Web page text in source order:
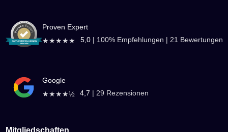
Proven Expert
★★★★★
5,0| 100% Empfehlungen | 21 Bewertungen
Google
★★★★½
4,7 | 29 Rezensionen
Mitgliedschaften